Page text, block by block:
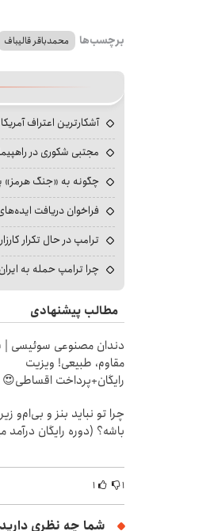
برچسب‌ها محمدباقر قالیباف
آشکارترین اعتراف
مجتبی شکوری در
چگونه به «جنگ هرمز»
فراخوان دریافت
ترامپ در حال تکرار
چرا ترامپ حمله به
مطالب پیشنهادی
دندان مصنوعی سوئیسی |
مقاوم، طبیعی! ویزیت
رایگان+پرداخت اقساطی😍
چرا تو نباید بنز و بی‌ام‌و
باشه؟ (دوره رایگان درآمد
۱ ۱
شما چه نظری